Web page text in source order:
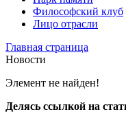
Философский клуб
Лицо отрасли
Главная страница
Новости
Элемент не найден!
Делясь ссылкой на